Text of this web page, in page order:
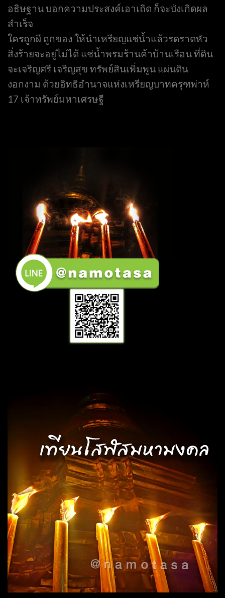
อธิษฐาน บอกความประสงค์เอาเถิด ก็จะบังเกิดผล
สำเร็จ
ใครถูกผี ถูกของ ให้นำเหรียญแช่น้ำแล้วรดราดหัว
สิ่งร้ายจะอยู่ไม่ได้ แช่น้ำพรมร้านค้าบ้านเรือน ที่ดิน
จะเจริญศรี เจริญสุข ทรัพย์สินเพิ่มพูน แผ่นดิน
งอกงาม ด้วยอิทธิอำนาจแห่งเหรียญบาทครุฑพ่าห์
17 เจ้าทรัพย์มหาเศรษฐี